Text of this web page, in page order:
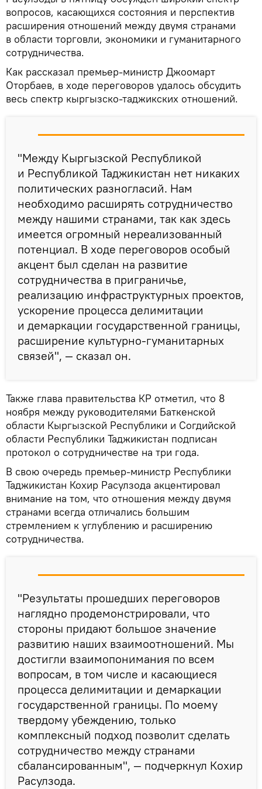
вопросов, касающихся состояния и перспектив
расширения отношений между двумя странами
в области торговли, экономики и гуманитарного
сотрудничества.
Как рассказал премьер-министр Джоомарт
Оторбаев, в ходе переговоров удалось обсудить
весь спектр кыргызско-таджикских отношений.
"Между Кыргызской Республикой
и Республикой Таджикистан нет никаких
политических разногласий. Нам
необходимо расширять сотрудничество
между нашими странами, так как здесь
имеется огромный нереализованный
потенциал. В ходе переговоров особый
акцент был сделан на развитие
сотрудничества в приграничье,
реализацию инфраструктурных проектов,
ускорение процесса делимитации
и демаркации государственной границы,
расширение культурно-гуманитарных
связей", — сказал он.
Также глава правительства КР отметил, что 8
ноября между руководителями Баткенской
области Кыргызской Республики и Согдийской
области Республики Таджикистан подписан
протокол о сотрудничестве на три года.
В свою очередь премьер-министр Республики
Таджикистан Кохир Расулзода акцентировал
внимание на том, что отношения между двумя
странами всегда отличались большим
стремлением к углублению и расширению
сотрудничества.
"Результаты прошедших переговоров
наглядно продемонстрировали, что
стороны придают большое значение
развитию наших взаимоотношений. Мы
достигли взаимопонимания по всем
вопросам, в том числе и касающиеся
процесса делимитации и демаркации
государственной границы. По моему
твердому убеждению, только
комплексный подход позволит сделать
сотрудничество между странами
сбалансированным", — подчеркнул Кохир
Расулзода.